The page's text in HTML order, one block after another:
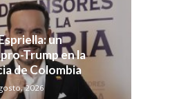
un
Trump en la
de Colombia
2026